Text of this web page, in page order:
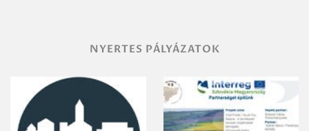
NYERTES PÁLYÁZATOK